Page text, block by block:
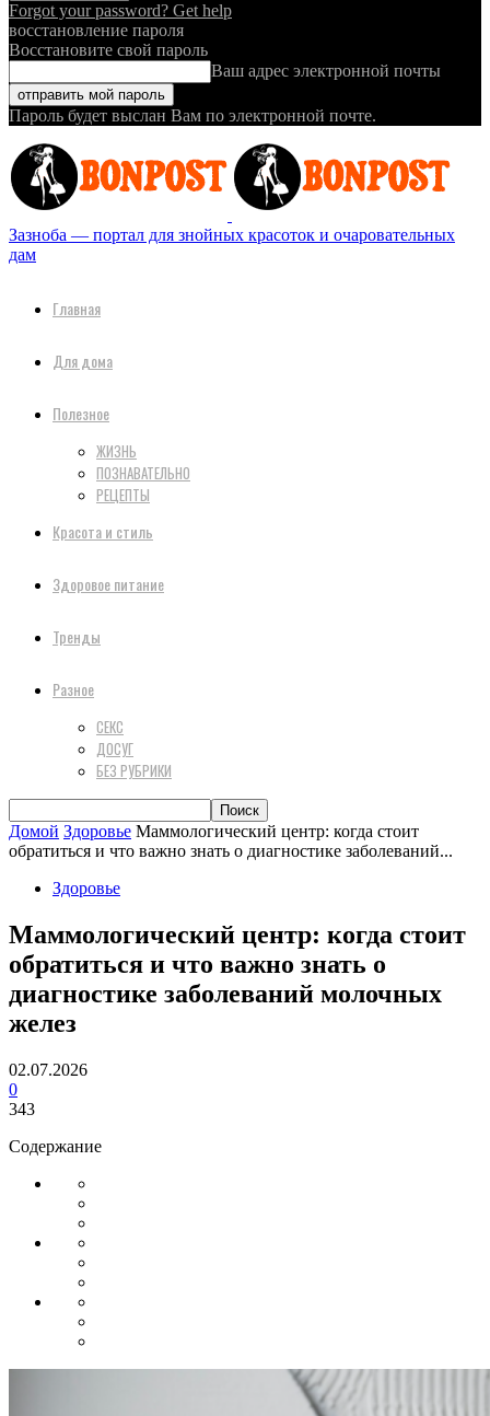
Forgot your password? Get help
восстановление пароля
Восстановите свой пароль
Ваш адрес электронной почты
Пароль будет выслан Вам по электронной почте.
Зазноба — портал для знойных красоток и очаровательных
дам
Главная
Для дома
Полезное
ЖИЗНЬ
ПОЗНАВАТЕЛЬНО
РЕЦЕПТЫ
Красота и стиль
Здоровое питание
Тренды
Разное
СЕКС
ДОСУГ
БЕЗ РУБРИКИ
Домой Здоровье Маммологический центр: когда стоит
обратиться и что важно знать о диагностике заболеваний...
Здоровье
Маммологический центр: когда стоит
обратиться и что важно знать о
диагностике заболеваний молочных
желез
02.07.2026
0
343
Содержание